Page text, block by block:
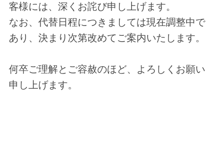
客様には、深くお詫び申し上げます。
なお、代替日程につきましては現在調整中で
あり、決まり次第改めてご案内いたします。
何卒ご理解とご容赦のほど、よろしくお願い
申し上げます。